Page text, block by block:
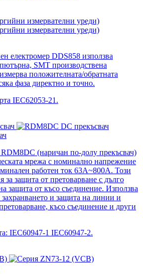
електромер DDS858 използва
SMT производствена
положителната/обратната
фаза директно и точно.
IEC62053-21.
RDM8DC ​​(наричан по-долу прекъсвач)
мрежа с номинално напрежение
работен ток 63A~800A. Този
за защита от претоварване с дълго
защита от късо съединение. Използва
захранването и защита на линии и
късо съединение и други
IEC60947-1 IEC60947-2.